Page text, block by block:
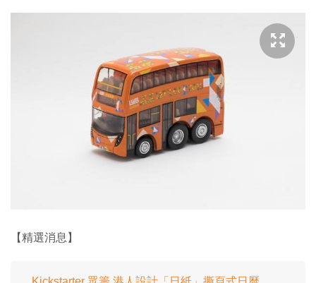
【精選消息】